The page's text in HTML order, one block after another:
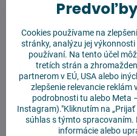
Mopovacia textília pre
Roborock S8 Pro Ultra -
2 ks
Skladom
13,90 €
Do košíka
Cookies používame na
stránky, analýzu jej
používaní. Na tento účel
tretích strán a
partnerom v EÚ, USA alebo
zlepšenie relevancie reklám
podrobnosti tu alebo Meta
Instagram)."Kliknutím na
súhlas s týmto spracovaním.
informácie alebo